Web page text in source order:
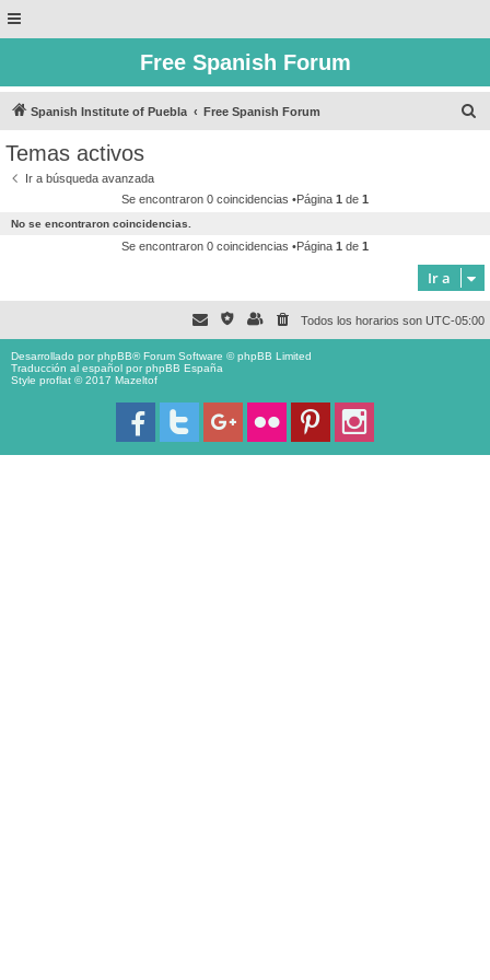
Free Spanish Forum
Spanish Institute of Puebla Free Spanish Forum
Temas activos
Ir a búsqueda avanzada
Se encontraron 0 coincidencias •Página 1 de 1
No se encontraron coincidencias.
Se encontraron 0 coincidencias •Página 1 de 1
Ir a
Todos los horarios son UTC-05:00
Desarrollado porphpBB® Forum Software © phpBB Limited
Traducción al español porphpBB España
Style proflat © 2017 Mazeltof